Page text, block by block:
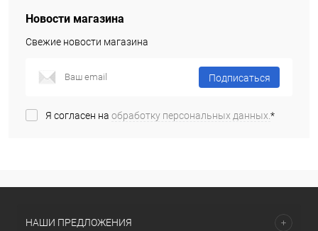
Новости магазина
Свежие новости магазина
Подписаться
Я согласен на обработку персональных данных.*
НАШИ ПРЕДЛОЖЕНИЯ